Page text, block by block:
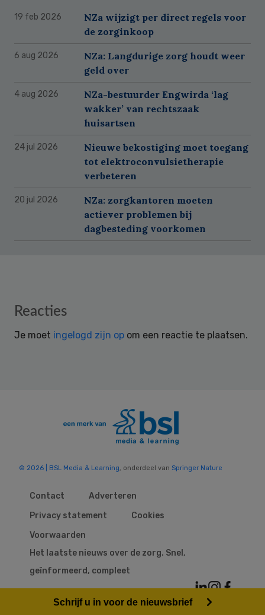
19 feb 2026
NZa wijzigt per direct regels voor
de zorginkoop
6 aug 2026
NZa: Langdurige zorg houdt weer
geld over
4 aug 2026
NZa-bestuurder Engwirda ‘lag
wakker’ van rechtszaak
huisartsen
24 jul 2026
Nieuwe bekostiging moet toegang
tot elektroconvulsietherapie
verbeteren
20 jul 2026
NZa: zorgkantoren moeten
actiever problemen bij
dagbesteding voorkomen
Reader
Reacties
Je moet ingelogd zijn op om een reactie te plaatsen.
© 2026 | BSL Media & Learning, onderdeel van Springer Nature
Contact
Adverteren
Privacy statement
Cookies
Voorwaarden
Het laatste nieuws over de zorg. Snel,
geïnformeerd, compleet
Schrijf u in voor de nieuwsbrief